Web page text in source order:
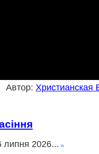
Автор: Христианская
липня 2026...